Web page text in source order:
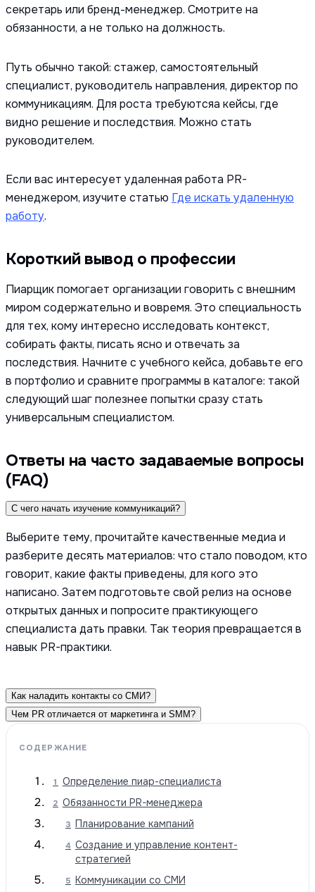
секретарь или бренд-менеджер. Смотрите на
обязанности, а не только на должность.
Путь обычно такой: стажер, самостоятельный
специалист, руководитель направления, директор по
коммуникациям. Для роста требуютсяа кейсы, где
видно решение и последствия. Можно стать
руководителем.
Если вас интересует удаленная работа PR-
менеджером, изучите статью Где искать удаленную
работу.
Короткий вывод о профессии
Пиарщик помогает организации говорить с внешним
миром содержательно и вовремя. Это специальность
для тех, кому интересно исследовать контекст,
собирать факты, писать ясно и отвечать за
последствия. Начните с учебного кейса, добавьте его
в портфолио и сравните программы в каталоге: такой
следующий шаг полезнее попытки сразу стать
универсальным специалистом.
Ответы на часто задаваемые вопросы
(FAQ)
С чего начать изучение коммуникаций?
Выберите тему, прочитайте качественные медиа и
разберите десять материалов: что стало поводом, кто
говорит, какие факты приведены, для кого это
написано. Затем подготовьте свой релиз на основе
открытых данных и попросите практикующего
специалиста дать правки. Так теория превращается в
навык PR-практики.
Как наладить контакты со СМИ?
Чем PR отличается от маркетинга и SMM?
СОДЕРЖАНИЕ
1 Определение пиар-специалиста
2 Обязанности PR-менеджера
3 Планирование кампаний
4 Создание и управление контент-
стратегией
5 Коммуникации со СМИ